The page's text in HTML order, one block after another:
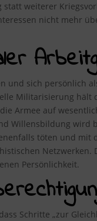
weiterer
nicht mehr
und sich persönlich
Militarisierung hält
Armee auf
Willensbildung wird
töten und
Netzwerken.
Persönlichkeit.
Schritte „zur